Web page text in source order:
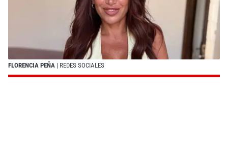
FLORENCIA PEÑA | REDES SOCIALES